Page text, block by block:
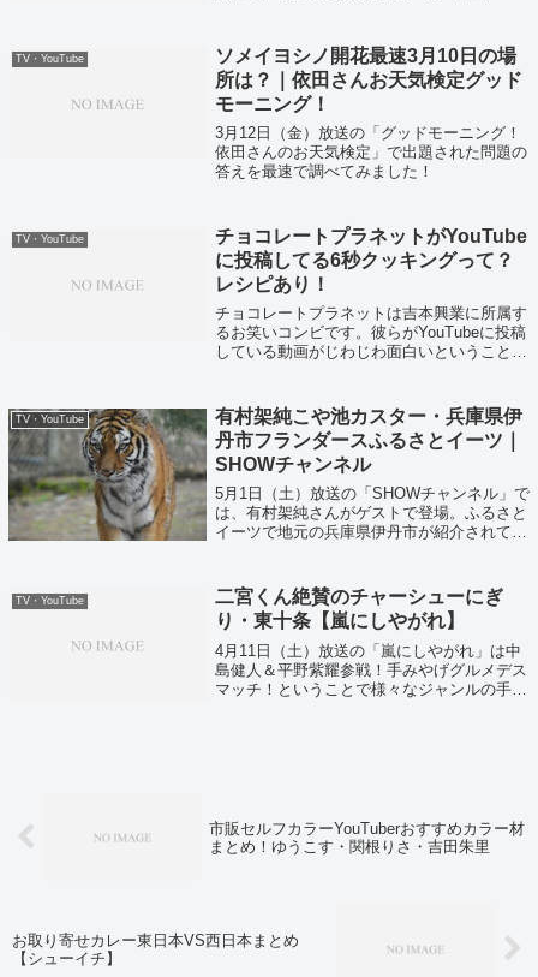
京たんくろ和牛！の通販お取り寄せ情報...
TV・YouTube
ソメイヨシノ開花最速3月10日の場
所は？｜依田さんお天気検定グッド
モーニング！
3月12日（金）放送の「グッドモーニング！
依田さんのお天気検定」で出題された問題の
答えを最速で調べてみました！
TV・YouTube
チョコレートプラネットがYouTube
に投稿してる6秒クッキングって？
レシピあり！
チョコレートプラネットは吉本興業に所属す
るお笑いコンビです。彼らがYouTubeに投稿
している動画がじわじわ面白いということで
で料理してきた品々のレシピも合わせ...
TV・YouTube
有村架純こや池カスター・兵庫県伊
丹市フランダースふるさとイーツ｜
SHOWチャンネル
5月1日（土）放送の「SHOWチャンネル」で
は、有村架純さんがゲストで登場。ふるさと
イーツで地元の兵庫県伊丹市が紹介されてい
TV・YouTube
二宮くん絶賛のチャーシューにぎ
り・東十条【嵐にしやがれ】
4月11日（土）放送の「嵐にしやがれ」は中
島健人＆平野紫耀参戦！手みやげグルメデス
マッチ！ということで様々なジャンルの手み
市販セルフカラーYouTuberおすすめカラー材
まとめ！ゆうこす・関根りさ・吉田朱里
お取り寄せカレー東日本VS西日本まとめ
【シューイチ】